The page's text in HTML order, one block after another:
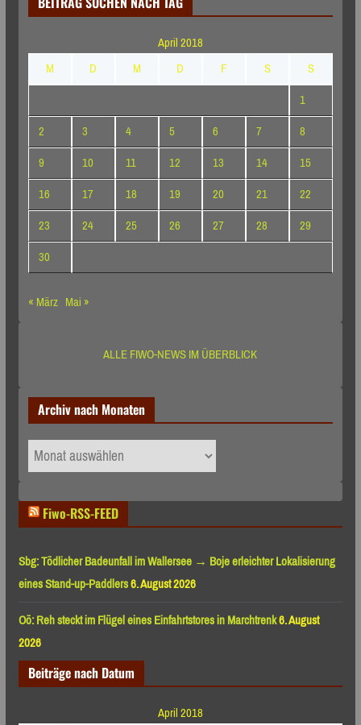
April 2018
M
D M D F S
S
1
2
3 4 5 6 7
8
9
10 11 12 13 14
15
16
17 18 19 20 21
22
23
24 25 26 27 28
29
30
« März Mai »
ALLE FIWO-NEWS IM ÜBERBLICK
Archiv nach Monaten
Archiv
nach
Fiwo-RSS-FEED
Sbg: Tödlicher Badeunfall im Wallersee → Boje erleichter Lokalisierung
eines Stand-up-Paddlers6. August 2026
Oö: Reh steckt im Flügel eines Einfahrtstores in Marchtrenk6. August
2026
Beiträge nach Datum
April 2018